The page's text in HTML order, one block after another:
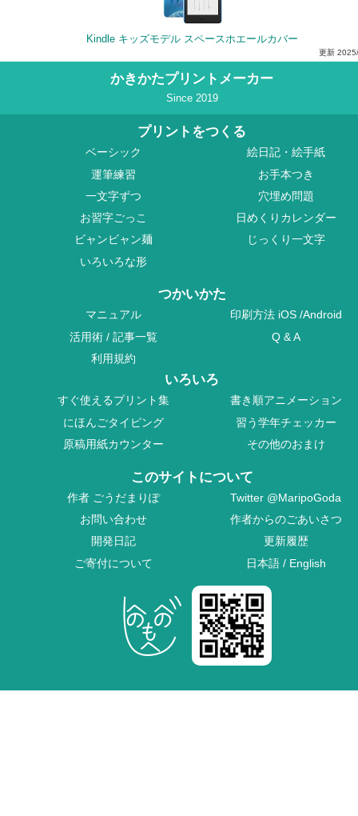
Kindle キッズモデル スペースホエールカバー
更新
かきかたプリントメーカー
Since 2019
プリントをつくる
ベーシック
絵日記・絵手紙
運筆練習
お手本つき
一文字ずつ
穴埋め問題
お習字ごっこ
日めくりカレンダー
ビャンビャン麺
じっくり一文字
いろいろな形
つかいかた
マニュアル 印刷方法 iOS /Android
活用術 /記事一覧
Q & A
利用規約
いろいろ
すぐ使えるプリント集
書き順アニメーション
にほんごタイピング
習う学年チェッカー
原稿用紙カウンター
その他のおまけ
このサイトについて
作者 ごうだまりぽ Twitter @MaripoGoda
お問い合わせ
作者からのごあいさつ
開発日記
更新履歴
ご寄付について
日本語 / English